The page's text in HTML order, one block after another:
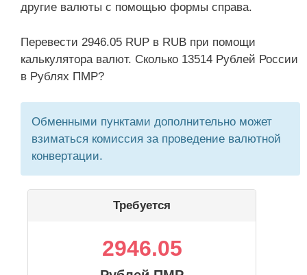
другие валюты с помощью формы справа.
Перевести 2946.05 RUP в RUB при помощи
калькулятора валют. Сколько 13514 Рублей России
в Рублях ПМР?
Обменными пунктами дополнительно может
взиматься комиссия за проведение валютной
конвертации.
Требуется
2946.05